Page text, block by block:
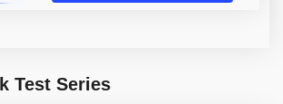
Test Series